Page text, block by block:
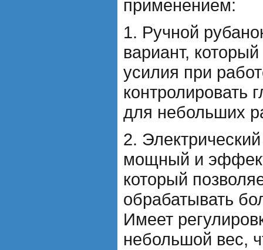
применением:
1. Ручной
вариант,
усилия при
контролировать
для небольших
2.
мощный и
который
обрабатывать
Имеет
небольшой вес,